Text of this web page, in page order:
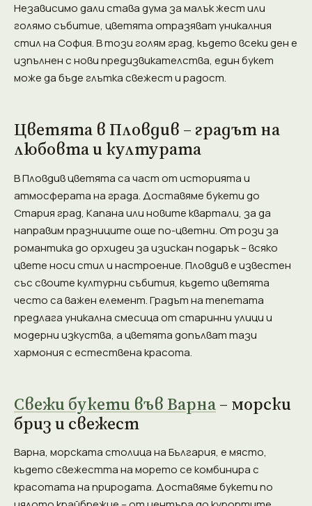
Независимо дали става дума за малък жест или
голямо събитие, цветята отразяват уникалния
стил на София. В този голям град, където всеки ден е
изпълнен с нови предизвикателства, един букет
може да бъде глътка свежест и радост.
Цветята в Пловдив – градът на
любовта и културата
В Пловдив цветята са част от историята и
атмосферата на града. Доставяме букети до
Стария град, Капана или новите квартали, за да
направим празниците още по-цветни. От рози за
романтика до орхидеи за изискан подарък – всяко
цвете носи стил и настроение. Пловдив е известен
със своите културни събития, където цветята
често са важен елемент. Градът на тепетата
предлага уникална смесица от старинни улици и
модерни изкуства, а цветята допълват тази
хармония с естествена красота.
Свежи букети във Варна– морски
бриз и свежест
Варна, морската столица на България, е място,
където свежестта на морето се комбинира с
красотата на природата. Доставяме букети по